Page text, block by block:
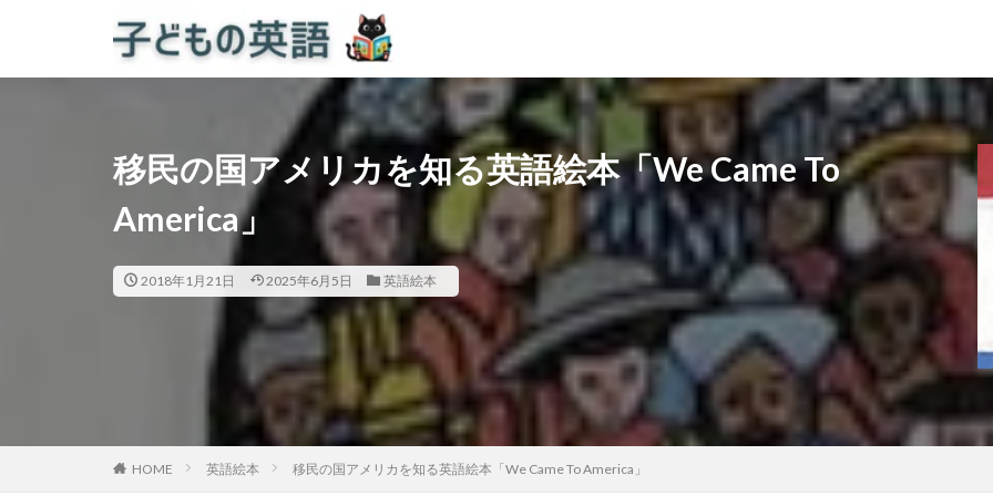
移民の国アメリカを知る英語絵本「We Came To
America」
2018年1月21日 2025年6月5日 英語絵本
HOME 英語絵本 移民の国アメリカを知る英語絵本「We Came To America」